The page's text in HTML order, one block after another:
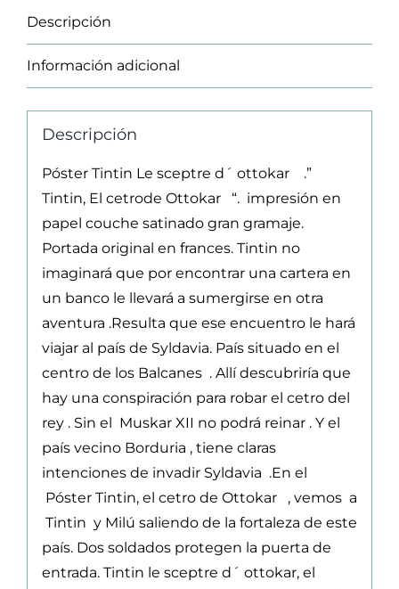
cantidad
Descripción
Información adicional
Descripción
Póster Tintin Le sceptre d´ ottokar .”
Tintin, El cetrode Ottokar “. impresión en
papel couche satinado gran gramaje.
Portada original en frances. Tintin no
imaginará que por encontrar una cartera en
un banco le llevará a sumergirse en otra
aventura .Resulta que ese encuentro le hará
viajar al país de Syldavia. País situado en el
centro de los Balcanes . Allí descubriría que
hay una conspiración para robar el cetro del
rey . Sin el Muskar XII no podrá reinar . Y el
país vecino Borduria , tiene claras
intenciones de invadir Syldavia .En el
Póster Tintin, el cetro de Ottokar , vemos a
Tintin y Milú saliendo de la fortaleza de este
país. Dos soldados protegen la puerta de
entrada. Tintin le sceptre d´ ottokar, el